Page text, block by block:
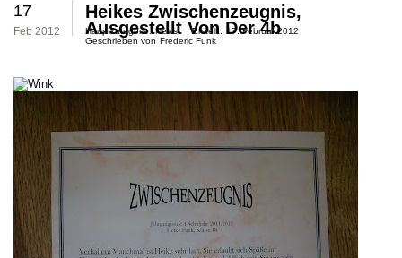
17
Feb 2012
Heikes Zwischenzeugnis,
Ausgestellt Von Der 4b
Hauptkategorie: News Erstellt:
17. Februar 2012
Geschrieben von Frederic Funk